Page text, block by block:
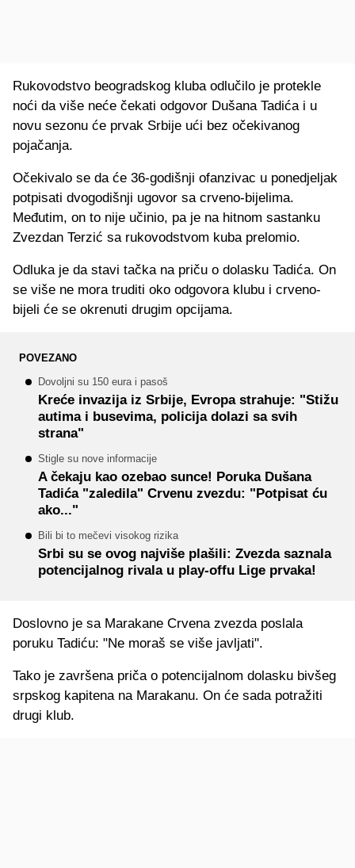
Rukovodstvo beogradskog kluba odlučilo je protekle
noći da više neće čekati odgovor Dušana Tadića i u
novu sezonu će prvak Srbije ući bez očekivanog
pojačanja.
Očekivalo se da će 36-godišnji ofanzivac u ponedjeljak
potpisati dvogodišnji ugovor sa crveno-bijelima.
Međutim, on to nije učinio, pa je na hitnom sastanku
Zvezdan Terzić sa rukovodstvom kuba prelomio.
Odluka je da stavi tačka na priču o dolasku Tadića. On
se više ne mora truditi oko odgovora klubu i crveno-
bijeli će se okrenuti drugim opcijama.
POVEZANO
Dovoljni su 150 eura i pasoš
Kreće invazija iz Srbije, Evropa strahuje: "Stižu
autima i busevima, policija dolazi sa svih
strana"
Stigle su nove informacije
A čekaju kao ozebao sunce! Poruka Dušana
Tadića "zaledila" Crvenu zvezdu: "Potpisat ću
ako..."
Bili bi to mečevi visokog rizika
Srbi su se ovog najviše plašili: Zvezda saznala
potencijalnog rivala u play-offu Lige prvaka!
Doslovno je sa Marakane Crvena zvezda poslala
poruku Tadiću: "Ne moraš se više javljati".
Tako je završena priča o potencijalnom dolasku bivšeg
srpskog kapitena na Marakanu. On će sada potražiti
drugi klub.